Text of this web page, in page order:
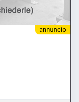
annuncio